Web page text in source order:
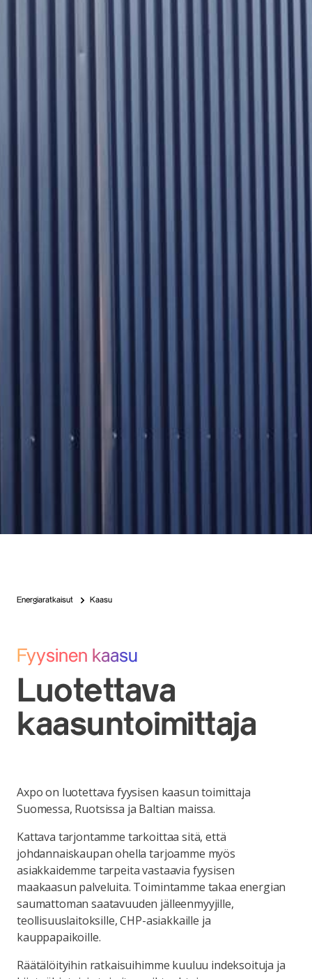
Energiaratkaisut Kaasu
Fyysinen kaasu
Luotettava
kaasuntoimittaja
Axpo on luotettava fyysisen kaasun toimittaja
Suomessa, Ruotsissa ja Baltian maissa.
Kattava tarjontamme tarkoittaa sitä, että
johdannaiskaupan ohella tarjoamme myös
asiakkaidemme tarpeita vastaavia fyysisen
maakaasun palveluita. Toimintamme takaa energian
saumattoman saatavuuden jälleenmyyjille,
teollisuuslaitoksille, CHP-asiakkaille ja
kauppapaikoille.
Räätälöityihin ratkaisuihimme kuuluu indeksoituja ja